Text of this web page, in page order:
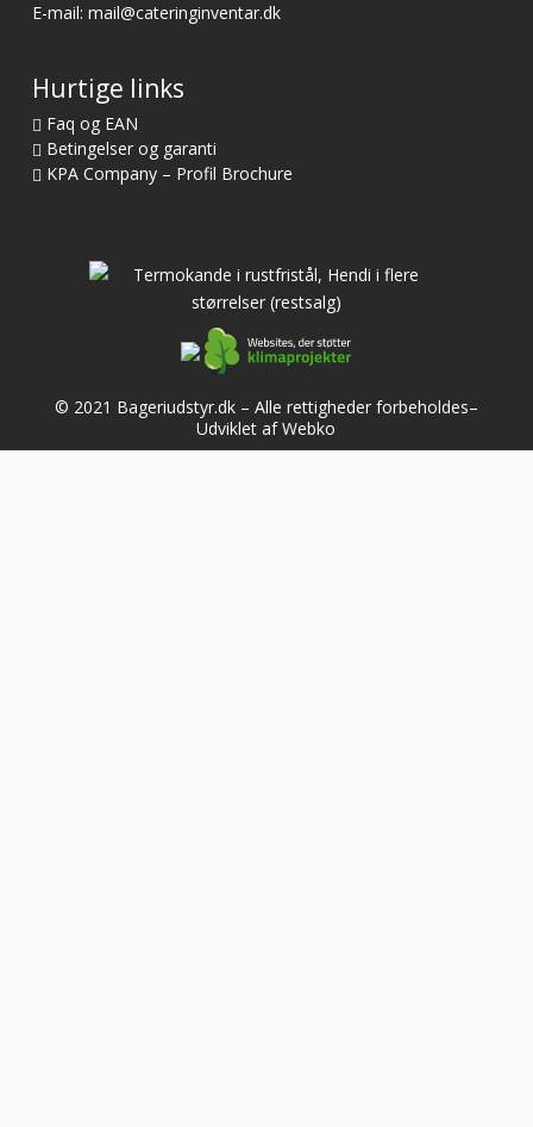
E-mail: mail@cateringinventar.dk
Hurtige links
Faq og EAN
Betingelser og garanti
KPA Company – Profil Brochure
© 2021 Bageriudstyr.dk – Alle rettigheder forbeholdes–
Udviklet af Webko